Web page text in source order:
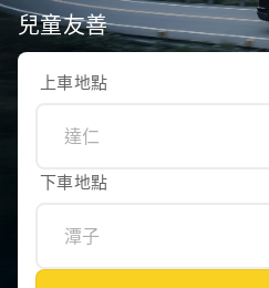
兒童友善
上車地點
下車地點